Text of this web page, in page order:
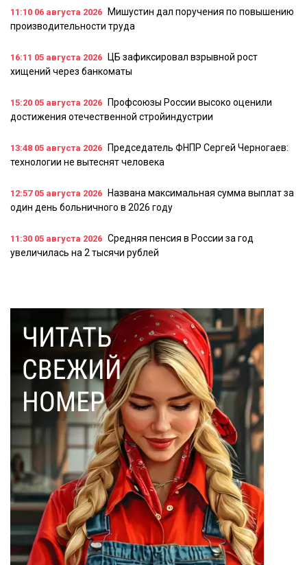
11:10 06 августа 2026
Мишустин дал поручения по повышению
производительности труда
16:11 05 августа 2026
ЦБ зафиксировал взрывной рост
хищений через банкоматы
15:20 05 августа 2026
Профсоюзы России высоко оценили
достижения отечественной стройиндустрии
13:48 05 августа 2026
Председатель ФНПР Сергей Черногаев:
технологии не вытеснят человека
12:5705 августа 2026
Названа максимальная сумма выплат за
один день больничного в 2026 году
11:30 05 августа 2026 Средняя пенсия в России за год
увеличилась на 2 тысячи рублей